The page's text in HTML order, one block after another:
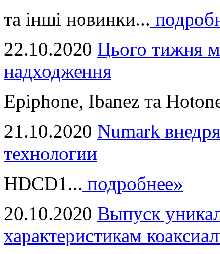
та інші новинки...
22.10.2020 Цього тижня
надходження
Epiphone, Ibanez та
21.10.2020 Numark
технологии
HDCD1... подробнее»
20.10.2020 Выпуск
характеристикам